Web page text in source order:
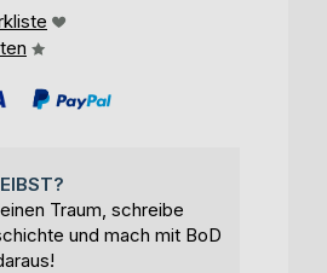
Traum, schreibe
und mach mit BoD